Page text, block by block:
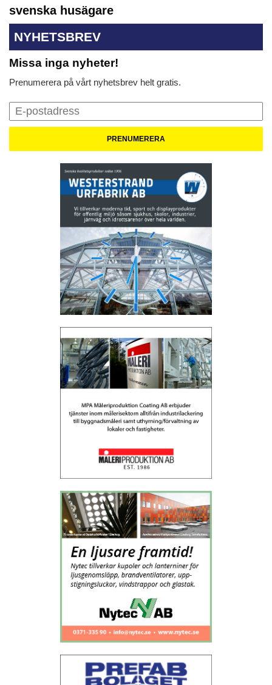
svenska husägare
NYHETSBREV
Missa inga nyheter!
Prenumerera på vårt nyhetsbrev helt gratis.